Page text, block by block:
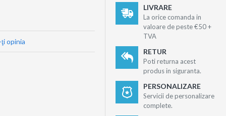
opinia
LIVRARE
La orice comanda in
valoare de peste €50 +
TVA
RETUR
Poti returna acest
produs in siguranta.
PERSONALIZARE
Servicii de personalizare
complete.